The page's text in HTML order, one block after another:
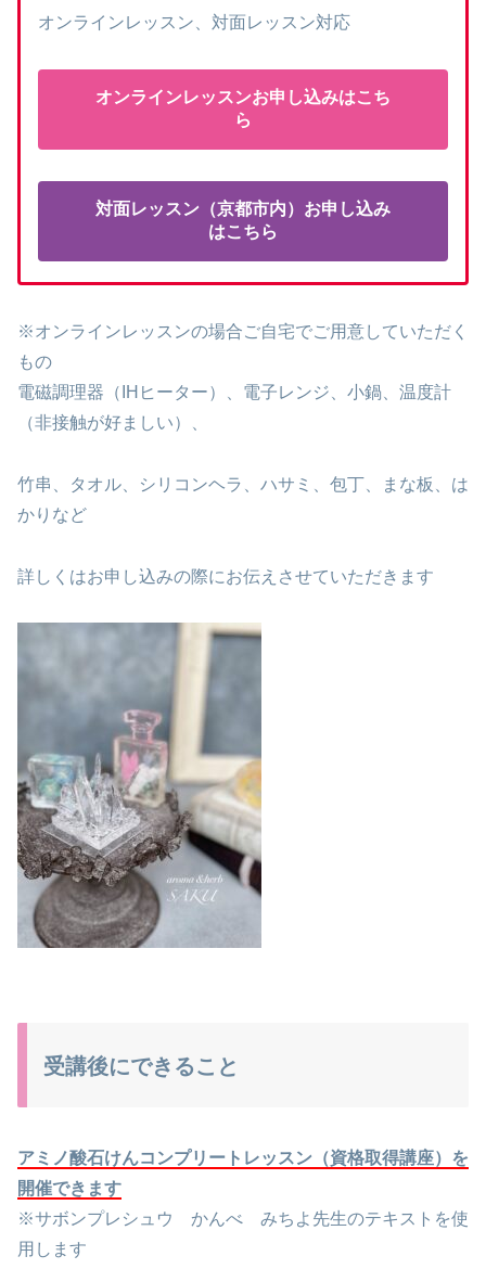
オンラインレッスン、対面レッスン対応
オンラインレッスンお申し込みはこち
ら
対面レッスン（京都市内）お申し込み
はこちら
※オンラインレッスンの場合ご自宅でご用意していただく
もの
電磁調理器（IHヒーター）、電子レンジ、小鍋、温度計
（非接触が好ましい）、
竹串、タオル、シリコンヘラ、ハサミ、包丁、まな板、は
かりなど
詳しくはお申し込みの際にお伝えさせていただきます
受講後にできること
アミノ酸石けんコンプリートレッスン（資格取得講座）を
開催できます
※サボンプレシュウ かんべ みちよ先生のテキストを使
用します